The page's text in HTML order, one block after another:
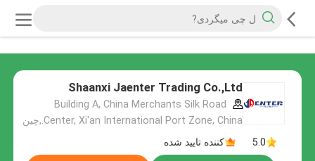
Shaanxi Jaenter Trading Co.,Ltd
Building A, China Merchants Silk Road
Center, Xi'an International Port Zone, China.,چین
5.0
کننده تایید شده